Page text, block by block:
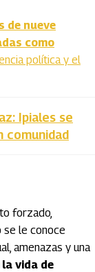
de nueve
como
política y el
Ipiales se
comunidad
forzado,
se le conoce
amenazas y una
vida de